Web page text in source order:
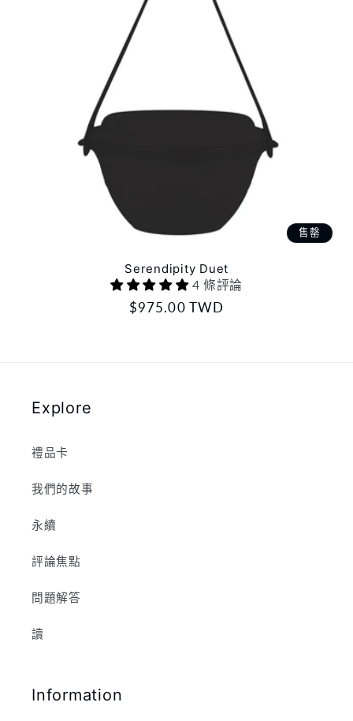
售罄
Serendipity Duet
4 條評論
定
$975.00 TWD
Explore
禮品卡
我們的故事
永續
評論焦點
問題解答
讀
Information